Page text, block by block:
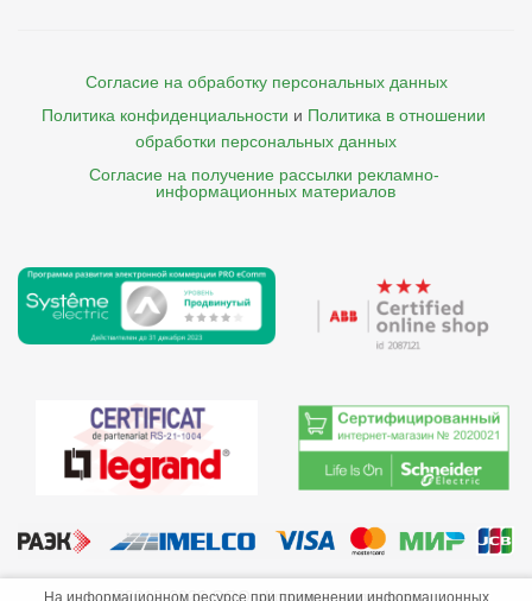
Согласие на обработку персональных данных
Политика конфиденциальности и Политика в отношении
обработки персональных данных
Согласие на получение рассылки рекламно-
    информационных материалов
©2013-2026 ООО «Краснодарэлектро»
На информационном ресурсе при применении информационных